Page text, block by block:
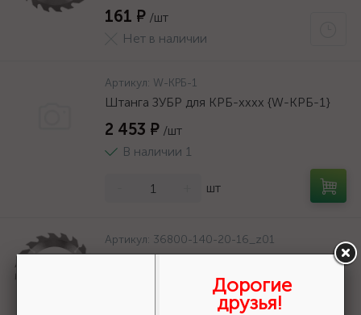
161 ₽ /шт
Нет в наличии
Артикул: W-КРБ-1
Штанга ЗУБР для КРБ-хххх {W-КРБ-1}
2 453 ₽ /шт
В наличии 1
шт
Артикул: 36800-140-20-16_z01
URAGAN Fast 140x20/16мм 16Т, диск
пильный по дереву {36800-140-20-
Дорогие
друзья!